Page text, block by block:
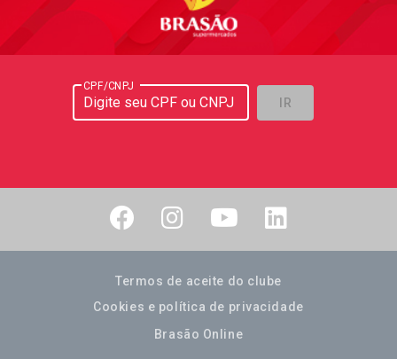
CPF/CNPJ
IR
Termos de aceite do clube
Cookies e política de privacidade
Brasão Online